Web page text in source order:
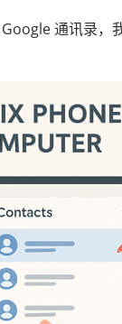
通讯录，